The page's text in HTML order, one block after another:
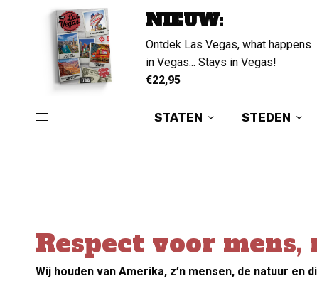
NIEUW:
Ontdek Las Vegas, what happens
in Vegas... Stays in Vegas!
€22,95
STATEN STEDEN
Respect voor
Wij houden van Amerika, z’n mensen, de natuur en